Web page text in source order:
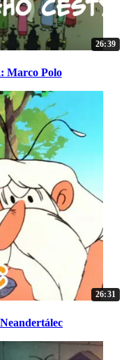
26:39
Marco Polo
26:31